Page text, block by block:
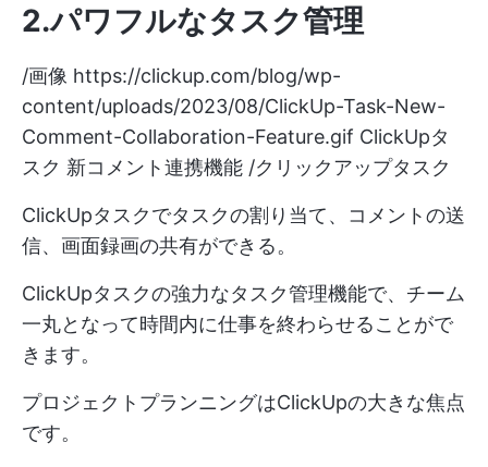
2.パワフルなタスク管理
/画像 https://clickup.com/blog/wp-
content/uploads/2023/08/ClickUp-Task-New-
Comment-Collaboration-Feature.gif ClickUpタ
スク 新コメント連携機能 /クリックアップタスク
ClickUpタスクでタスクの割り当て、コメントの送
信、画面録画の共有ができる。
ClickUpタスクの強力なタスク管理機能で、チーム
一丸となって時間内に仕事を終わらせることがで
きます。
プロジェクトプランニングはClickUpの大きな焦点
です。